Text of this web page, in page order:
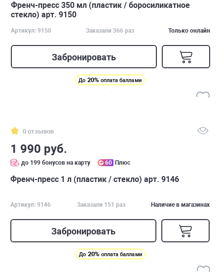
Френч-пресс 350 мл (пластик / боросиликатное
стекло) арт. 9150
Артикул: 9150 Заказали 366 раз Только онлайн
Забронировать
До 20% оплата баллами
0 отзывов
1 990 руб.
до 199 бонусов на карту 60 Плюс
Френч-пресс 1 л (пластик / стекло) арт. 9146
Артикул: 9146 Заказали 151 раз Наличие в магазинах
Забронировать
До 20% оплата баллами